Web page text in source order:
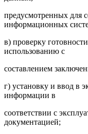
предусмотренных для
информационных
в) проверку
использованию с
составлением
г) установку и ввод в
информации в
соответствии с
документацией;